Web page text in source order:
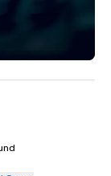
seniority, and